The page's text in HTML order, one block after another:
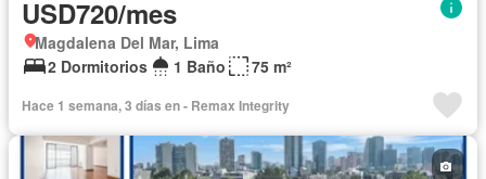
USD720/mes
Magdalena Del Mar, Lima
2 Dormitorios
1 Baño 75 m²
Hace 1 semana, 3 días en - Remax Integrity